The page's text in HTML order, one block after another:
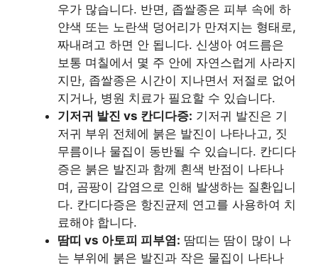
우가 많습니다. 반면, 좁쌀종은 피부 속에 하
얀색 또는 노란색 덩어리가 만져지는 형태로,
짜내려고 하면 안 됩니다. 신생아 여드름은
보통 며칠에서 몇 주 안에 자연스럽게 사라지
지만, 좁쌀종은 시간이 지나면서 저절로 없어
지거나, 병원 치료가 필요할 수 있습니다.
기저귀 발진 vs 칸디다증: 기저귀 발진은 기
저귀 부위 전체에 붉은 발진이 나타나고, 짓
무름이나 물집이 동반될 수 있습니다. 칸디다
증은 붉은 발진과 함께 흰색 반점이 나타나
며, 곰팡이 감염으로 인해 발생하는 질환입니
다. 칸디다증은 항진균제 연고를 사용하여 치
료해야 합니다.
땀띠 vs 아토피 피부염: 땀띠는 땀이 많이 나
는 부위에 붉은 발진과 작은 물집이 나타나